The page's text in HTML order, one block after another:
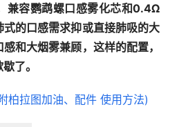
兼容鹦鹉螺口感雾化芯和0.4Ω
的口感需求抑或直接肺吸的大
和大烟雾兼顾，这样的配置，
了。